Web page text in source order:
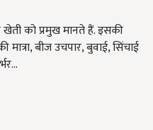
को प्रमुख मानते हैं. इसकी
बीज उचपार, बुवाई, सिंचाई